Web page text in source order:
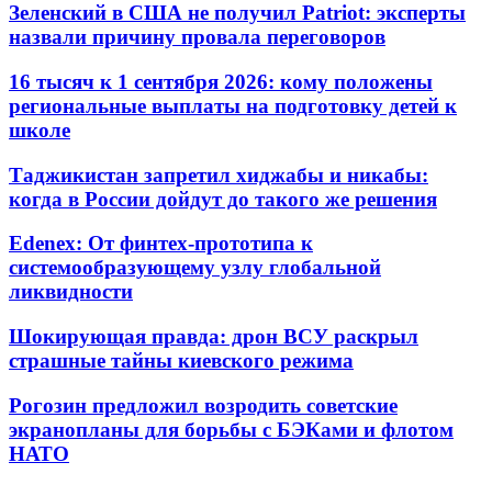
Зеленский в США не получил Patriot: эксперты
назвали причину провала переговоров
16 тысяч к 1 сентября 2026: кому положены
региональные выплаты на подготовку детей к
школе
Таджикистан запретил хиджабы и никабы:
когда в России дойдут до такого же решения
Edenex: От финтех-прототипа к
системообразующему узлу глобальной
ликвидности
Шокирующая правда: дрон ВСУ раскрыл
страшные тайны киевского режима
Рогозин предложил возродить советские
экранопланы для борьбы с БЭКами и флотом
НАТО